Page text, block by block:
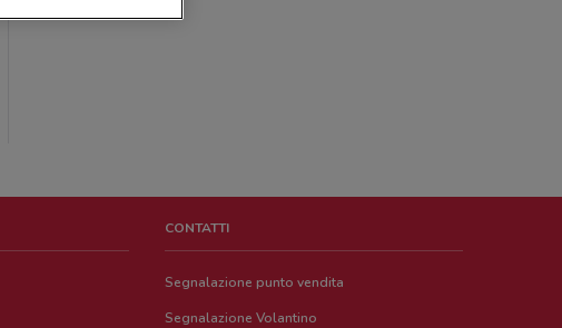
CONTATTI
Segnalazione punto vendita
Segnalazione Volantino